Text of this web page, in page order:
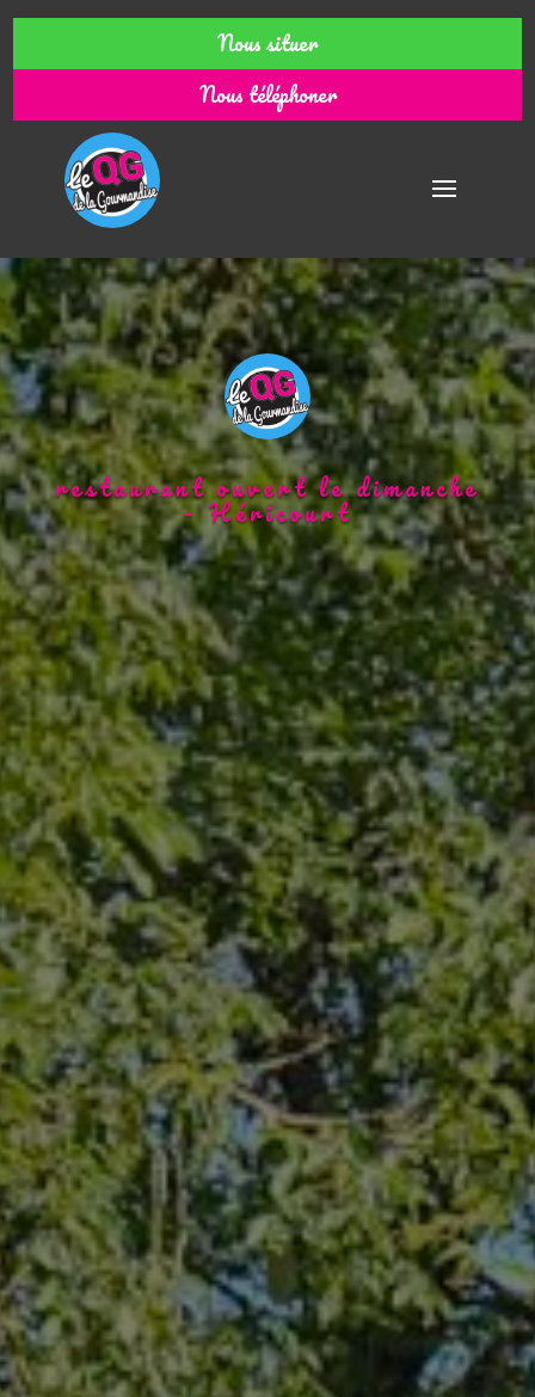
Nous situer
Nous téléphoner
restaurant ouvert le dimanche
– Héricourt